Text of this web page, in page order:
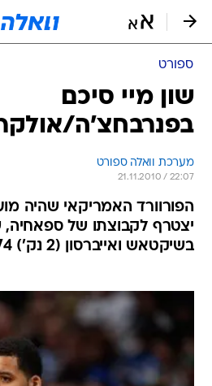
ספורט
שון מיי סיכם
בפנרבחצ'ה/
מערכת וואלה ספורט
21.11.2010 / 22:07
הפורוורד האמריקאי שהיה
יצטרף לקבוצתו של
בשיקטאש ואייברסון (2 נק') 67:74